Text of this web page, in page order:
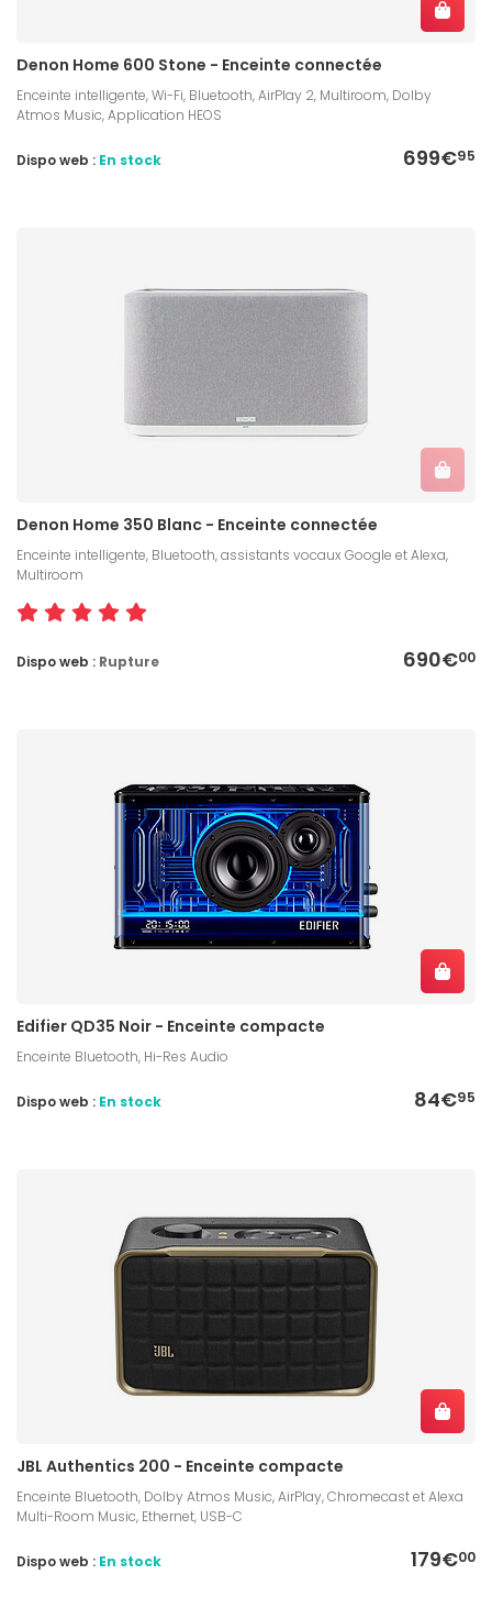
Denon Home 600 Stone - Enceinte connectée
Enceinte intelligente, Wi-Fi, Bluetooth, AirPlay 2, Multiroom, Dolby
Atmos Music, Application HEOS
699€95
Dispo web : En stock
Denon Home 350 Blanc - Enceinte connectée
Enceinte intelligente, Bluetooth, assistants vocaux Google et Alexa,
Multiroom
690€00
Dispo web : Rupture
Edifier QD35 Noir - Enceinte compacte
Enceinte Bluetooth, Hi-Res Audio
84€95
Dispo web : En stock
JBL Authentics 200 - Enceinte compacte
Enceinte Bluetooth, Dolby Atmos Music, AirPlay, Chromecast et Alexa
Multi-Room Music, Ethernet, USB-C
179€00
Dispo web : En stock